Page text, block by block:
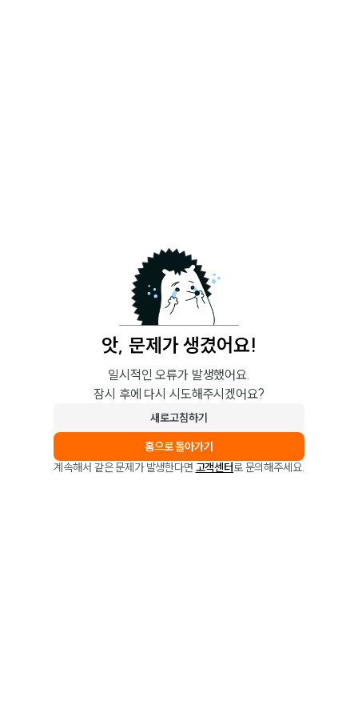
앗, 문제가 생겼어요!
일시적인 오류가 발생했어요.
잠시 후에 다시 시도해주시겠어요?
새로고침하기
홈으로 돌아가기
계속해서 같은 문제가 발생한다면 고객센터로 문의해주세요.